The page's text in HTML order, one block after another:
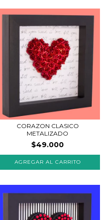
CORAZON CLASICO
METALIZADO
$49.000
AGREGAR AL CARRITO